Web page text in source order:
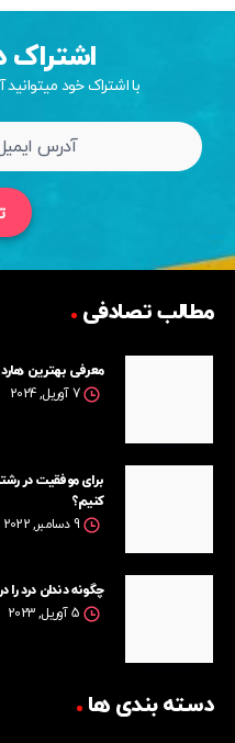
اشتراک
با اشتراک خود
مطالب تصادفی
معرفی بهترین
7 آوریل, 2024
برای موفقیت در
کنیم؟
9 دسامبر, 2022
چگونه دندان درد را
5 آوریل, 2023
دسته بندی ها